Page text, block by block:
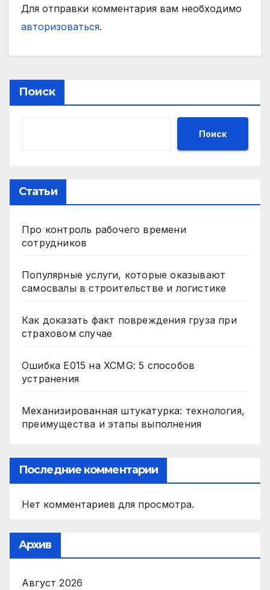
Для отправки комментария вам необходимо
авторизоваться.
Поиск
Поиск
Статьи
Про контроль рабочего времени
сотрудников
Популярные услуги, которые оказывают
самосвалы в строительстве и логистике
Как доказать факт повреждения груза при
страховом случае
Ошибка E015 на XCMG: 5 способов
устранения
Механизированная штукатурка: технология,
преимущества и этапы выполнения
Последние комментарии
Нет комментариев для просмотра.
Архив
Август 2026